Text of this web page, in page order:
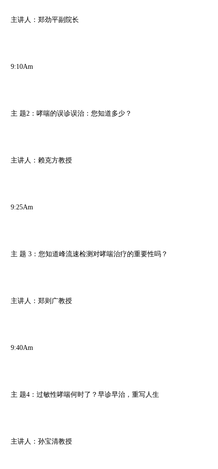
主讲人：郑劲平副院长
9:10Am
主 题2：哮喘的误诊误治：您知道多少？
主讲人：赖克方教授
9:25Am
主 题 3：您知道峰流速检测对哮喘治疗的重要性吗？
主讲人：郑则广教授
9:40Am
主 题4：过敏性哮喘何时了？早诊早治，重写人生
主讲人：孙宝清教授